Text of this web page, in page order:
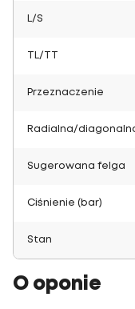
L/S
TL/TT
Przeznaczenie
Radialna/
Sugerowana felga
Ciśnienie (bar)
Stan
O oponie